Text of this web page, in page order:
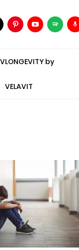
LONGEVITY by
VELAVIT